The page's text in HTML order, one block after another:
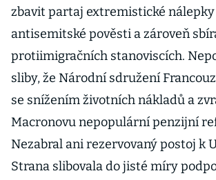
zbavit partaj extremistické nálepky
antisemitské pověsti a zároveň
protiimigračních stanoviscích.
sliby, že Národní sdružení
se snížením životních nákladů a
Macronovu nepopulární penzijní
Nezabral ani rezervovaný postoj k
Strana slibovala do jisté míry